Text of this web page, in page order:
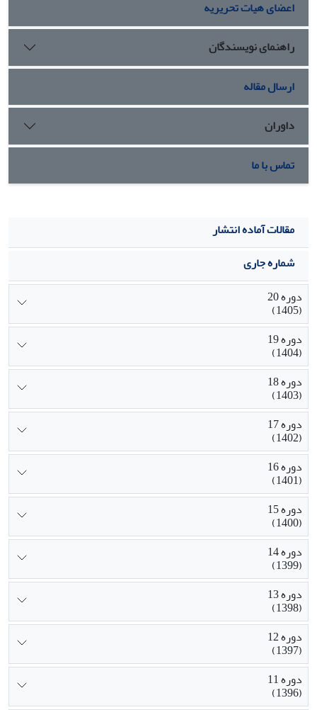
اعضای هیات تحریریه
راهنمای نویسندگان
ارسال مقاله
داوران
تماس با ما
مقالات آماده انتشار
شماره جاری
دوره 20
(1405)
دوره 19
(1404)
دوره 18
(1403)
دوره 17
(1402)
دوره 16
(1401)
دوره 15
(1400)
دوره 14
(1399)
دوره 13
(1398)
دوره 12
(1397)
دوره 11
(1396)